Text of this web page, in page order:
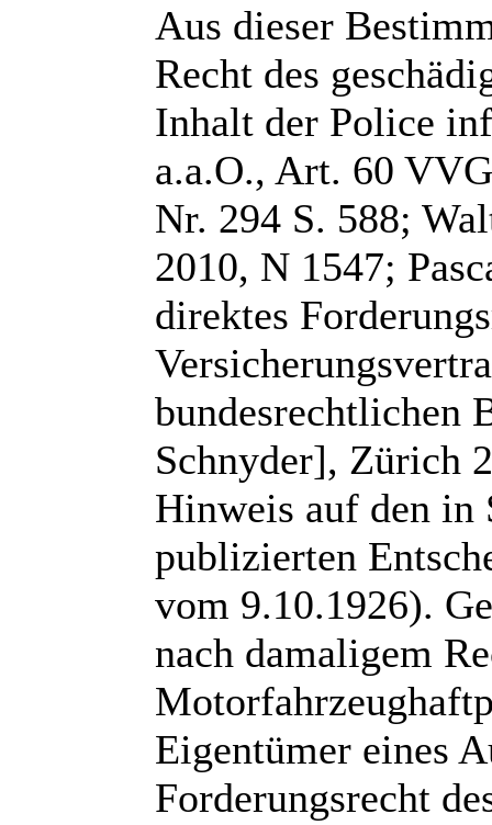
Aus dieser
Recht des
Inhalt der Police
a.a.O., Art. 60
Nr. 294 S. 588;
2010, N 1547;
direktes
bundesrechtlichen
Schnyder], Zürich
Hinweis auf den in
publizierten
vom 9.10.1926).
nach damaligem
Eigentümer eines
Forderungsrecht